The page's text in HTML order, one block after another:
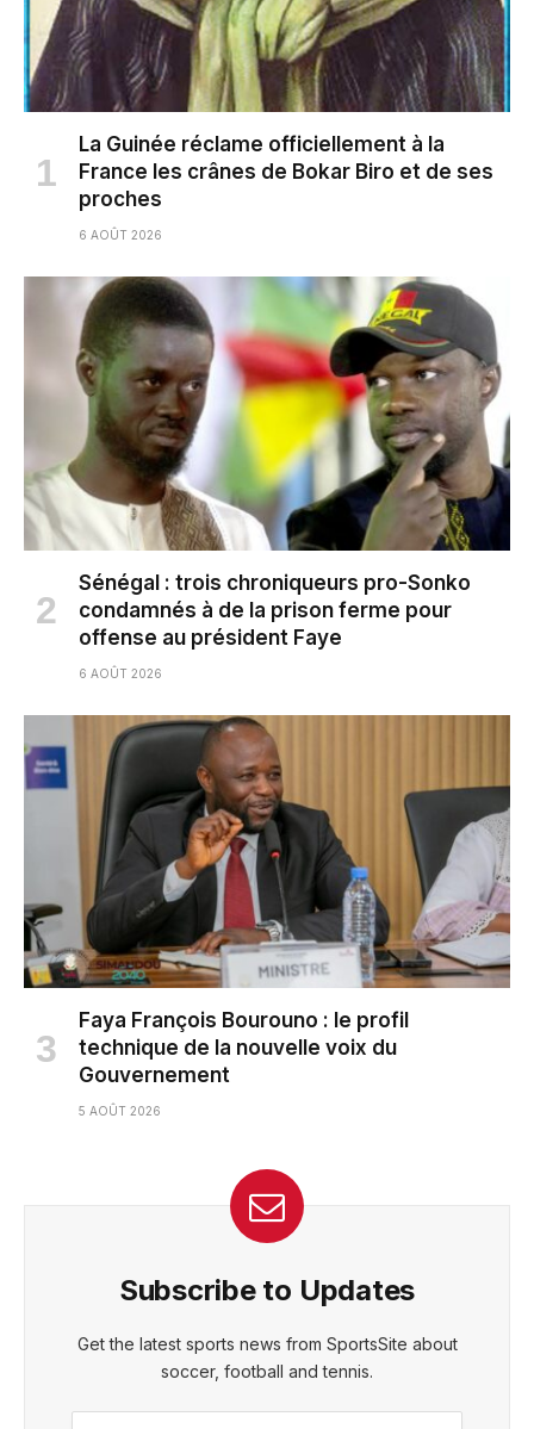
La Guinée réclame officiellement à la
France les crânes de Bokar Biro et de ses
proches
6 AOÛT 2026
Sénégal : trois chroniqueurs pro-Sonko
condamnés à de la prison ferme pour
offense au président Faye
6 AOÛT 2026
Faya François Bourouno : le profil
technique de la nouvelle voix du
Gouvernement
5 AOÛT 2026
Subscribe to Updates
Get the latest sports news from SportsSite about
soccer, football and tennis.